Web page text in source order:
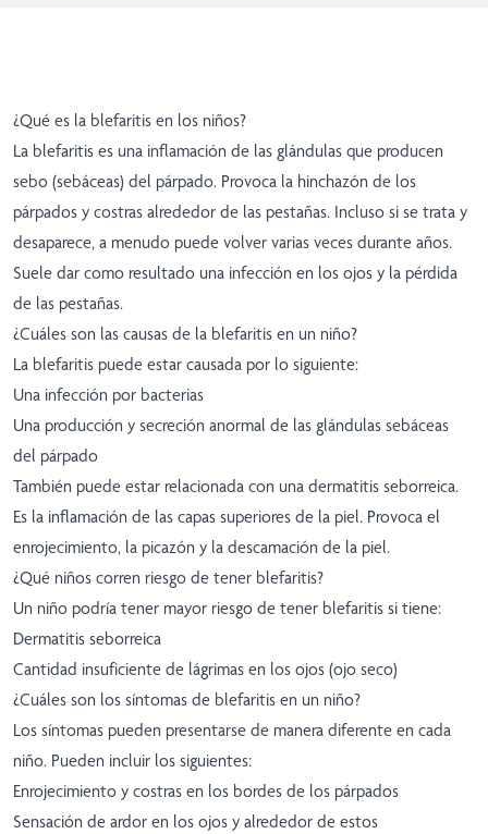
¿Qué es la blefaritis en los niños?
La blefaritis es una inflamación de las glándulas que producen
sebo (sebáceas) del párpado. Provoca la hinchazón de los
párpados y costras alrededor de las pestañas. Incluso si se trata y
desaparece, a menudo puede volver varias veces durante años.
Suele dar como resultado una infección en los ojos y la pérdida
de las pestañas.
¿Cuáles son las causas de la blefaritis en un niño?
La blefaritis puede estar causada por lo siguiente:
Una infección por bacterias
Una producción y secreción anormal de las glándulas sebáceas
del párpado
También puede estar relacionada con una dermatitis seborreica.
Es la inflamación de las capas superiores de la piel. Provoca el
enrojecimiento, la picazón y la descamación de la piel.
¿Qué niños corren riesgo de tener blefaritis?
Un niño podría tener mayor riesgo de tener blefaritis si tiene:
Dermatitis seborreica
Cantidad insuficiente de lágrimas en los ojos (ojo seco)
¿Cuáles son los síntomas de blefaritis en un niño?
Los síntomas pueden presentarse de manera diferente en cada
niño. Pueden incluir los siguientes:
Enrojecimiento y costras en los bordes de los párpados
Sensación de ardor en los ojos y alrededor de estos